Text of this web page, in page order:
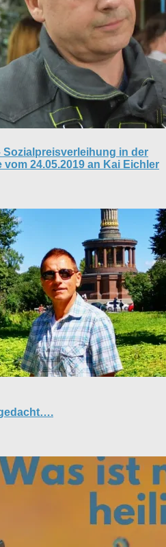
Sozialpreisverleihung in der
24.05.2019 an Kai Eichler